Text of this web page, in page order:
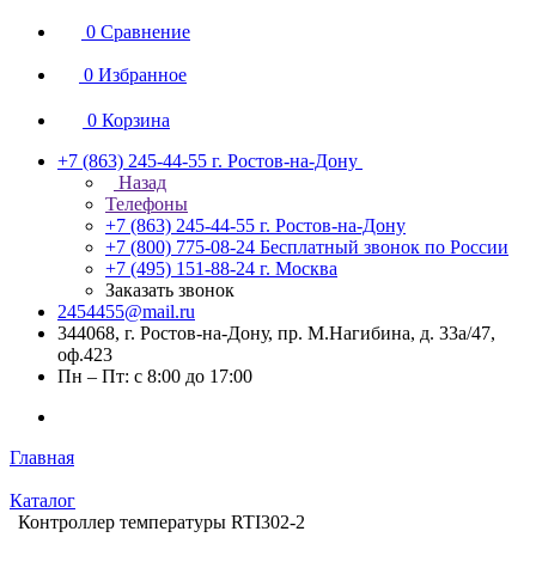
0 Сравнение
0 Избранное
0 Корзина
+7 (863) 245-44-55 г. Ростов-на-Дону
Назад
Телефоны
+7 (863) 245-44-55 г. Ростов-на-Дону
+7 (800) 775-08-24 Бесплатный звонок по России
+7 (495) 151-88-24 г. Москва
Заказать звонок
2454455@mail.ru
344068, г. Ростов-на-Дону, пр. М.Нагибина, д. 33а/47,
оф.423
Пн – Пт: с 8:00 до 17:00
Главная
Каталог
Контроллер температуры RTI302-2